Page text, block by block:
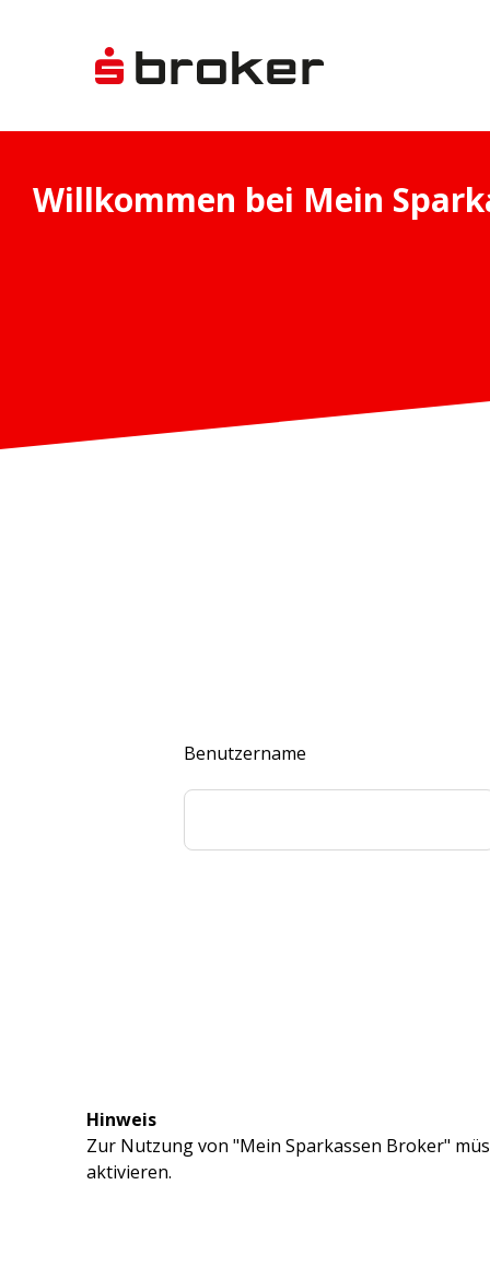
Benutzername
Hinweis
Zur Nutzung von "Mein Sparkassen Broker"
aktivieren.